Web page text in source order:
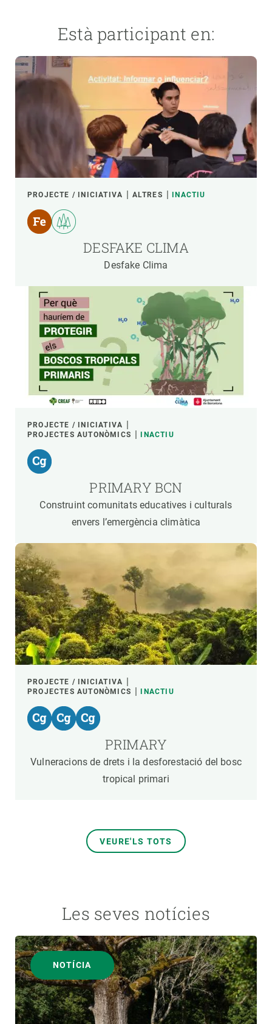
Està participant en:
PROJECTE / INICIATIVA ALTRES INACTIU
DESFAKE CLIMA
Desfake Clima
PROJECTE / INICIATIVA
PROJECTES AUTONÒMICS
INACTIU
PRIMARY BCN
Construint comunitats educatives i culturals
envers l’emergència climàtica
PROJECTE / INICIATIVA
PROJECTES AUTONÒMICS
INACTIU
PRIMARY
Vulneracions de drets i la desforestació del bosc
tropical primari
VEURE'LS TOTS
Les seves notícies
NOTÍCIA